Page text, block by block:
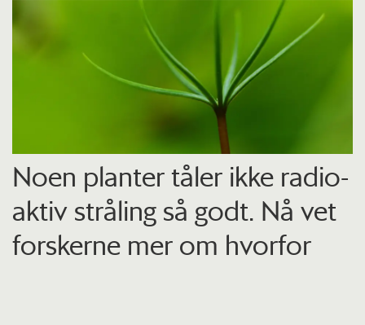
Noen planter tåler ikke radio­
aktiv stråling så godt. Nå vet
forskerne mer om hvorfor